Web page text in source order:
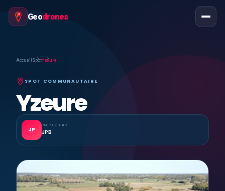
Geodrones
Accueil SpotYzeure
SPOT COMMUNAUTAIRE
Yzeure
JP
PROPOSÉ PAR
JPB